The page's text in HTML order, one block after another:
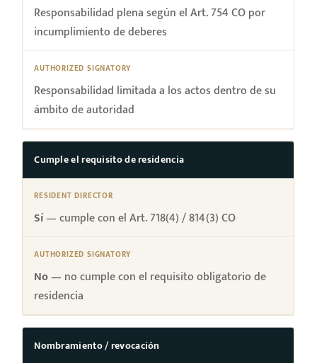
Responsabilidad plena según el Art. 754 CO por
incumplimiento de deberes
Responsabilidad limitada a los actos dentro de su
ámbito de autoridad
Cumple el requisito de residencia
Sí— cumple con el Art. 718(4) / 814(3) CO
No— no cumple con el requisito obligatorio de
residencia
Nombramiento / revocación